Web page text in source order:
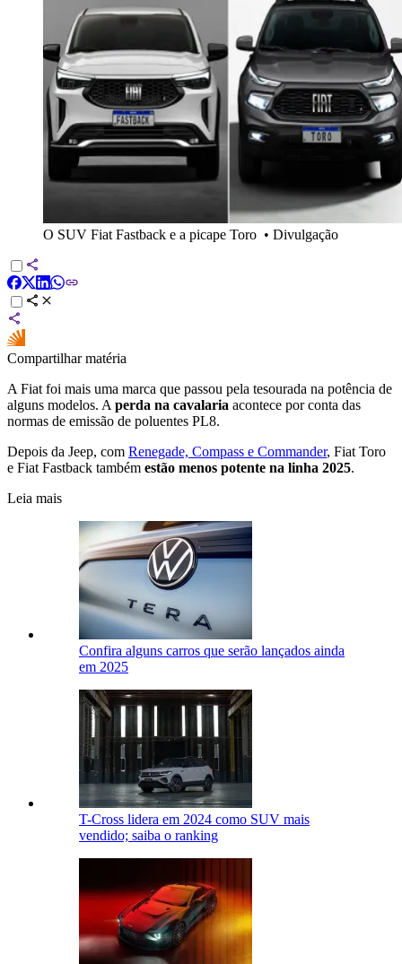
O SUV Fiat Fastback e a picape Toro • Divulgação
Compartilhar matéria
A Fiat foi mais uma marca que passou pela tesourada na potência de
alguns modelos. A perda na cavalaria acontece por conta das
normas de emissão de poluentes PL8.
Depois da Jeep, com Renegade, Compass e Commander, Fiat Toro
e Fiat Fastback também estão menos potente na linha 2025.
Leia mais
Confira alguns carros que serão lançados ainda
em 2025
T-Cross lidera em 2024 como SUV mais
vendido; saiba o ranking